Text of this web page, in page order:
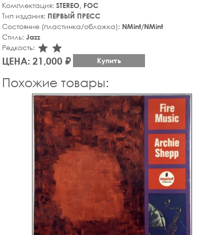
Комплектация: STEREO, FOC
Тип издания: ПЕРВЫЙ ПРЕСС
Состояние (пластинка/обложка): NMint/NMint
Стиль: Jazz
Редкость: star_rate
star_rate
ЦЕНА: 21,000 ₽ Купить
Похожие товары: